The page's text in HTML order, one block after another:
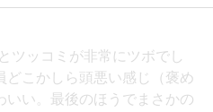
ツッコミが非常にツボでし
どこかしら頭悪い感じ（褒め
いい。最後のほうでまさかの